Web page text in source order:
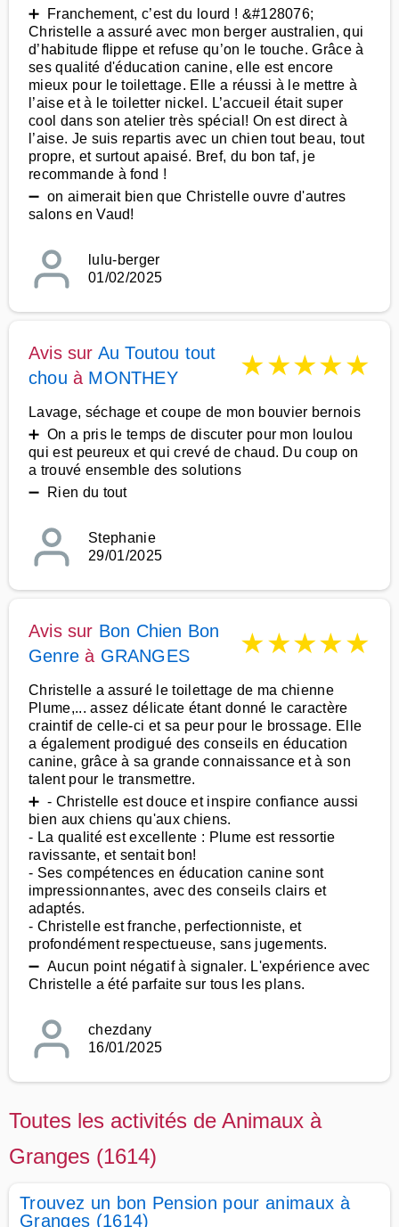
➕ Franchement, c’est du lourd ! &#128076;
Christelle a assuré avec mon berger australien, qui
d’habitude flippe et refuse qu’on le touche. Grâce à
ses qualité d'éducation canine, elle est encore
mieux pour le toilettage. Elle a réussi à le mettre à
l’aise et à le toiletter nickel. L’accueil était super
cool dans son atelier très spécial! On est direct à
l’aise. Je suis repartis avec un chien tout beau, tout
propre, et surtout apaisé. Bref, du bon taf, je
recommande à fond !
➖ on aimerait bien que Christelle ouvre d'autres
salons en Vaud!
lulu-berger
01/02/2025
Avis sur Au Toutou tout
chou à MONTHEY ★★★★★
Lavage, séchage et coupe de mon bouvier bernois
➕ On a pris le temps de discuter pour mon loulou
qui est peureux et qui crevé de chaud. Du coup on
a trouvé ensemble des solutions
➖ Rien du tout
Stephanie
29/01/2025
Avis sur Bon Chien Bon
Genre à GRANGES ★★★★★
Christelle a assuré le toilettage de ma chienne
Plume,... assez délicate étant donné le caractère
craintif de celle-ci et sa peur pour le brossage. Elle
a également prodigué des conseils en éducation
canine, grâce à sa grande connaissance et à son
talent pour le transmettre.
➕ - Christelle est douce et inspire confiance aussi
bien aux chiens qu'aux chiens.
- La qualité est excellente : Plume est ressortie
ravissante, et sentait bon!
- Ses compétences en éducation canine sont
impressionnantes, avec des conseils clairs et
adaptés.
- Christelle est franche, perfectionniste, et
profondément respectueuse, sans jugements.
➖ Aucun point négatif à signaler. L'expérience avec
Christelle a été parfaite sur tous les plans.
chezdany
16/01/2025
Toutes les activités de Animaux à
Granges (1614)
Trouvez un bon Pension pour animaux à
Granges (1614)